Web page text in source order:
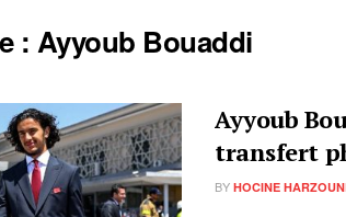
: Ayyoub Bouaddi
Ayyoub
transfert
BY HOCINE